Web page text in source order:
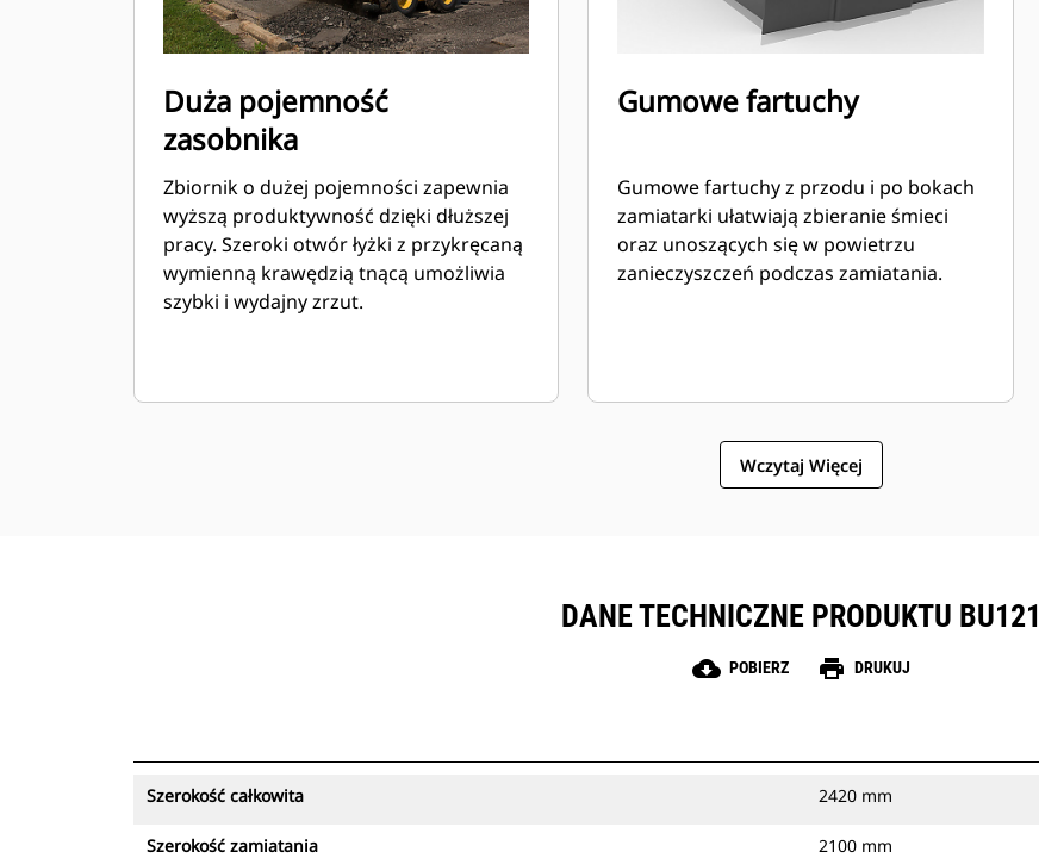
Duża pojemność
zasobnika
Zbiornik o dużej pojemności zapewnia
wyższą produktywność dzięki dłuższej
pracy. Szeroki otwór łyżki z przykręcaną
wymienną krawędzią tnącą umożliwia
szybki i wydajny zrzut.
Gumowe fartuchy
Gumowe fartuchy z przodu i po bokach
zamiatarki ułatwiają zbieranie śmieci
oraz unoszących się w powietrzu
zanieczyszczeń podczas zamiatania.
Wczytaj Więcej
DANE TECHNICZNE PRODUKTU BU121
cloud_download POBIERZ print DRUKUJ
Szerokość całkowita 2420 mm
Szerokość zamiatania 2100 mm